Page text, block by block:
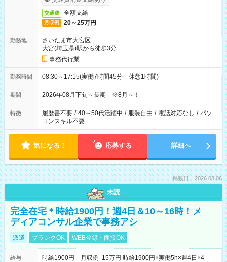
交通費 全額支給
月収例 20～25万円
勤務地
さいたま市大宮区
大宮(埼玉県)駅から徒歩3分
事務代行業
勤務時間 08:30～17:15(実働7時間45分 休憩1時間)
期間 2026年08月下旬～長期 ※8月～！
特徴 履歴書不要 / 40～50代活躍中 / 服装自由 / 電話対応なし / パソ
コンスキル不要
気になる！ 応募する 詳細へ
掲載日：2026.08.06
未読
完全在宅＊時給1900円！週4日＆10～16時！メ
ディアコンサル企業で事務アシ
派遣 ブランクOK WEB登録・面接OK
給与
時給1900円 月収例 15万円 時給1900円×実働5h×週4日×4